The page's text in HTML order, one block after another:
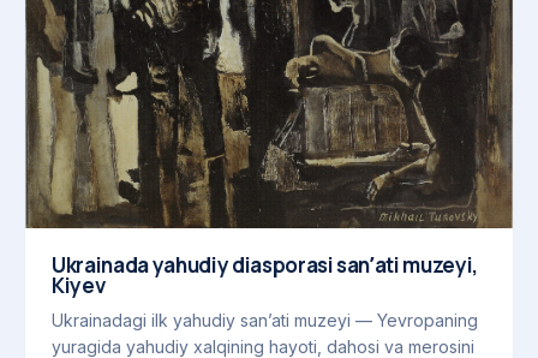
Ukrainada yahudiy diasporasi sanʼati muzeyi,
Kiyev
Ukrainadagi ilk yahudiy sanʼati muzeyi — Yevropaning
yuragida yahudiy xalqining hayoti, dahosi va merosini